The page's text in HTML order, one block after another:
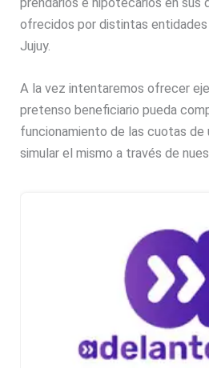
ofrecidos por distintas
Jujuy.
A la vez intentaremos ofrecer
pretenso beneficiario pueda
funcionamiento de las cuotas de
simular el mismo a través de